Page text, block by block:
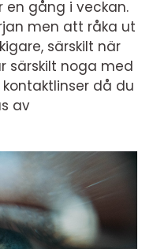
en gång i veckan.
men att råka ut
särskilt när
särskilt noga med
då du
av